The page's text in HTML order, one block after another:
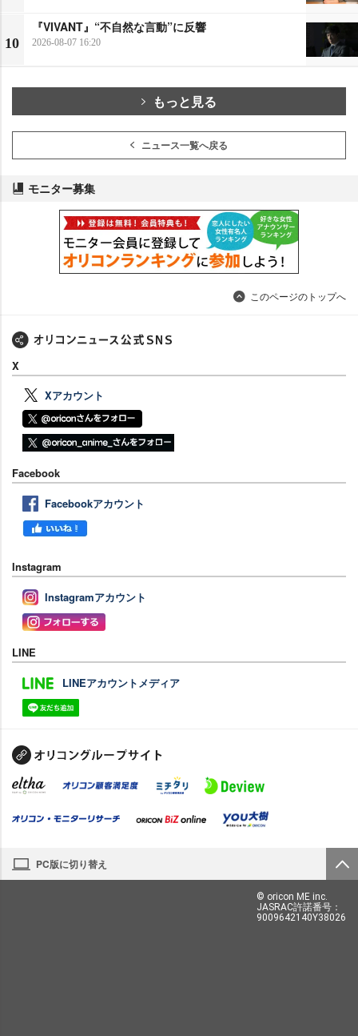
10
『VIVANT』“不自然な言動”に反響
2026-08-07 16:20
もっと見る
ニュース一覧へ戻る
モニター募集
このページのトップへ
X
Xアカウント
Facebook
Facebookアカウント
Instagram
Instagramアカウント
LINE
LINEアカウントメディア
PC版に切り替え
© oricon ME inc.
JASRAC許諾番号：
9009642140Y38026